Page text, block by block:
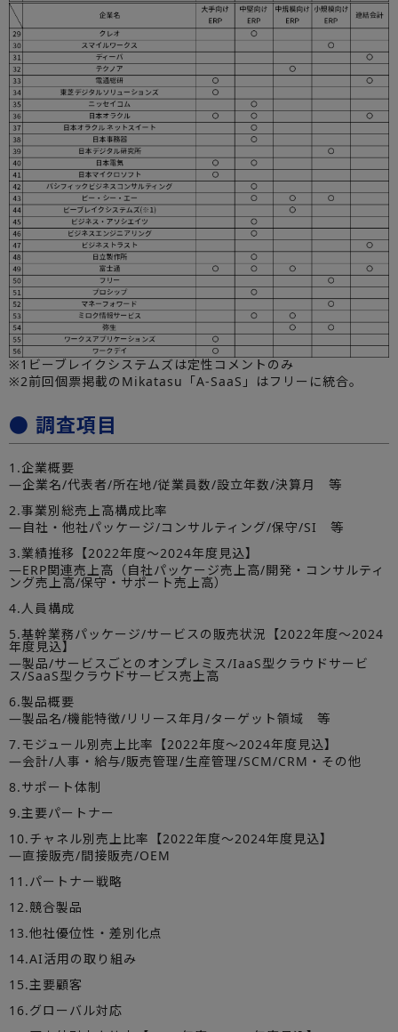
※1ビーブレイクシステムズは定性コメントのみ
※2前回個票掲載のMikatasu「A-SaaS」はフリーに統合。
● 調査項目
1.企業概要
―企業名/代表者/所在地/従業員数/設立年数/決算月 等
2.事業別総売上高構成比率
―自社・他社パッケージ/コンサルティング/保守/SI 等
3.業績推移【2022年度～2024年度見込】
―ERP関連売上高（自社パッケージ売上高/開発・コンサルティ
ング売上高/保守・サポート売上高）
4.人員構成
5.基幹業務パッケージ/サービスの販売状況【2022年度～2024
年度見込】
―製品/サービスごとのオンプレミス/IaaS型クラウドサービ
ス/SaaS型クラウドサービス売上高
6.製品概要
―製品名/機能特徴/リリース年月/ターゲット領域 等
7.モジュール別売上比率【2022年度～2024年度見込】
―会計/人事・給与/販売管理/生産管理/SCM/CRM・その他
8.サポート体制
9.主要パートナー
10.チャネル別売上比率【2022年度～2024年度見込】
―直接販売/間接販売/OEM
11.パートナー戦略
12.競合製品
13.他社優位性・差別化点
14.AI活用の取り組み
15.主要顧客
16.グローバル対応